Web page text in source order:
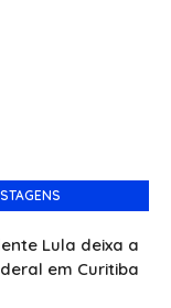
Lula deixa a
em Curitiba